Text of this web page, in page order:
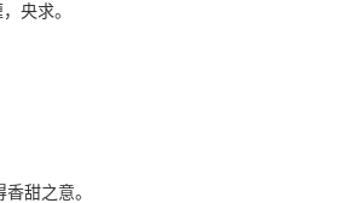
央求。
甜之意。